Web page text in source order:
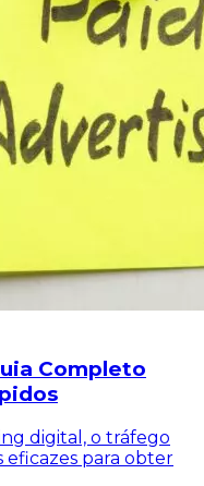
Completo
digital, o tráfego
eficazes para obter